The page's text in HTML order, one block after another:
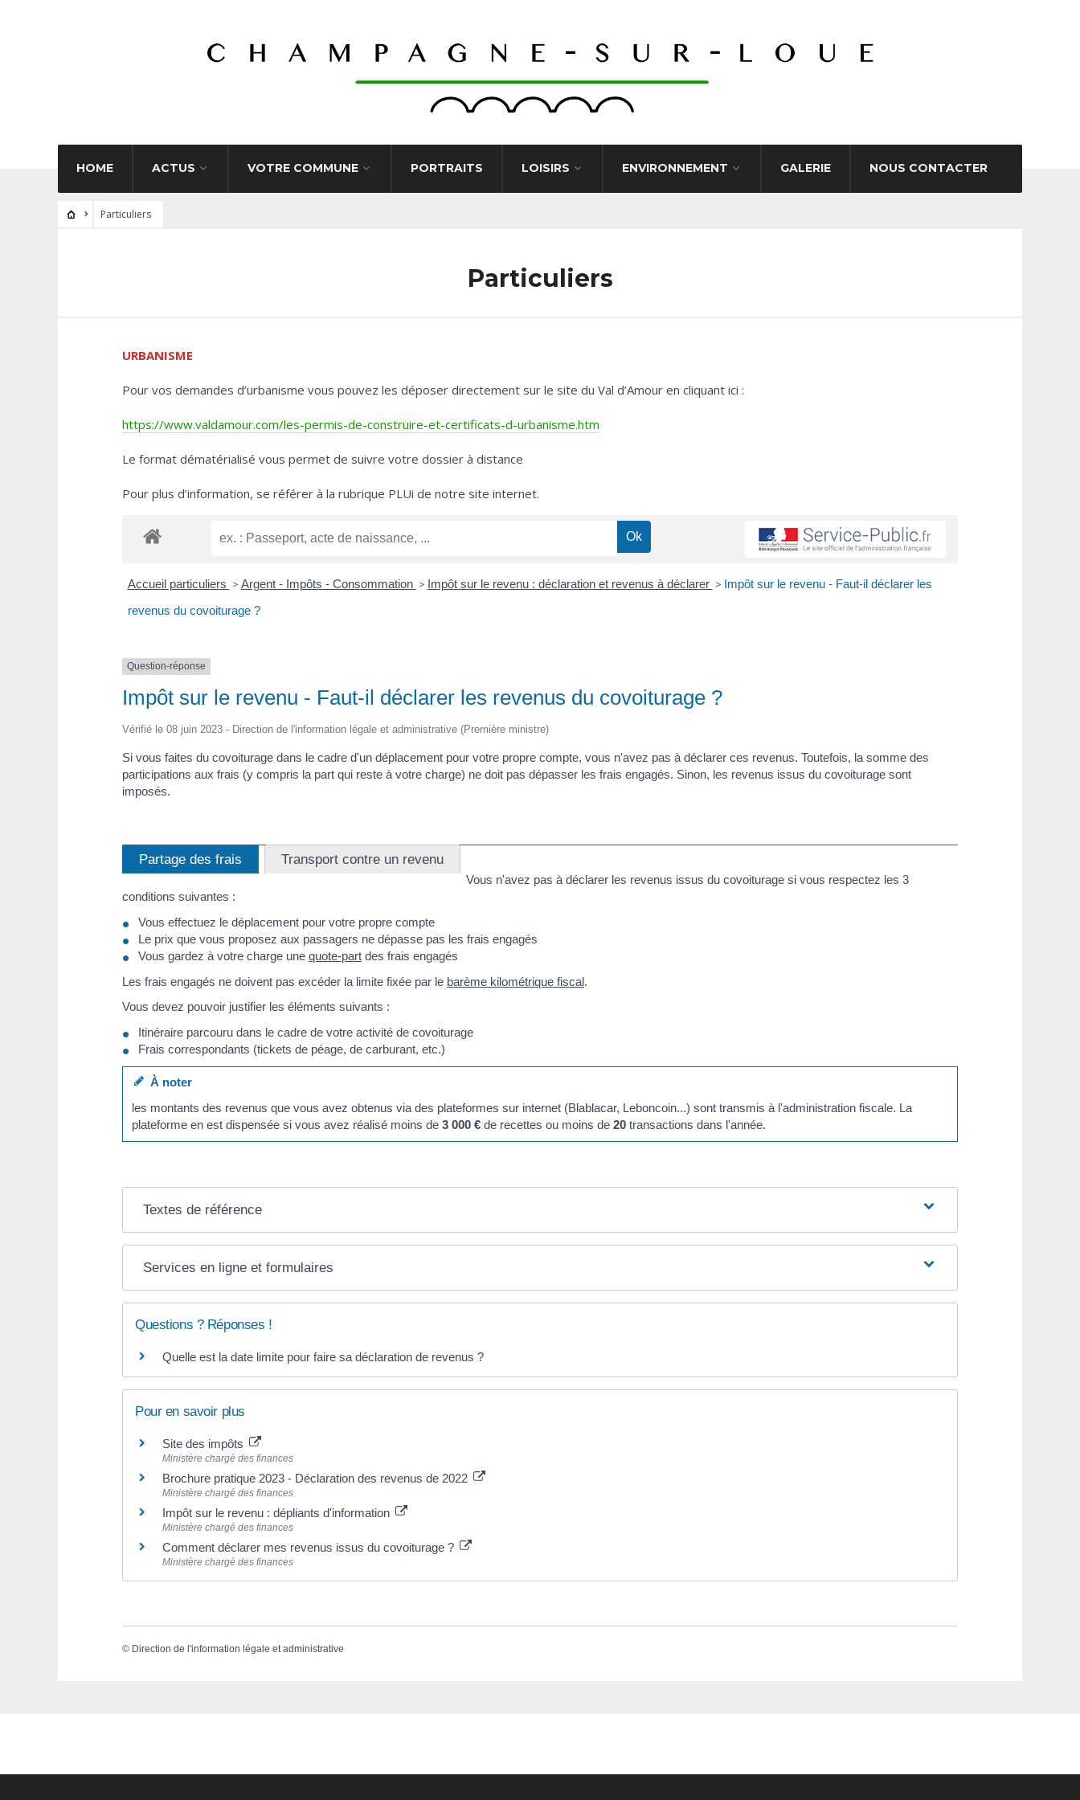
HOME ACTUS VOTRE COMMUNE PORTRAITS LOISIRS ENVIRONNEMENT GALERIE NOUS CONTACTER
Particuliers
Particuliers
URBANISME
Pour vos demandes d’urbanisme vous pouvez les déposer directement sur le site du Val d’Amour en cliquant ici :
https://www.valdamour.com/les-permis-de-construire-et-certificats-d-urbanisme.htm
Le format dématérialisé vous permet de suivre votre dossier à distance
Pour plus d’information, se référer à la rubrique PLUi de notre site internet.
Accueil particuliers > Argent - Impôts - Consommation > Impôt sur le revenu : déclaration et revenus à déclarer > Impôt sur le revenu - Faut-il déclarer les
revenus du covoiturage ?
Question-réponse
Impôt sur le revenu - Faut-il déclarer les revenus du covoiturage ?
Vérifié le 08 juin 2023 - Direction de l'information légale et administrative (Première ministre)
Si vous faites du covoiturage dans le cadre d'un déplacement pour votre propre compte, vous n'avez pas à déclarer ces revenus. Toutefois, la somme des
participations aux frais (y compris la part qui reste à votre charge) ne doit pas dépasser les frais engagés. Sinon, les revenus issus du covoiturage sont
imposés.
Partage des frais Transport contre un revenu
Vous n'avez pas à déclarer les revenus issus du covoiturage si vous respectez les 3
conditions suivantes :
Vous effectuez le déplacement pour votre propre compte
Le prix que vous proposez aux passagers ne dépasse pas les frais engagés
Vous gardez à votre charge une quote-part des frais engagés
Les frais engagés ne doivent pas excéder la limite fixée par le barème kilométrique fiscal.
Vous devez pouvoir justifier les éléments suivants :
Itinéraire parcouru dans le cadre de votre activité de covoiturage
Frais correspondants (tickets de péage, de carburant, etc.)
À noter
les montants des revenus que vous avez obtenus via des plateformes sur internet (Blablacar, Leboncoin...) sont transmis à l'administration fiscale. La
plateforme en est dispensée si vous avez réalisé moins de3 000 € de recettes ou moins de20 transactions dans l'année.
Textes de référence
Services en ligne et formulaires
Questions ? Réponses !
Quelle est la date limite pour faire sa déclaration de revenus ?
Pour en savoir plus
Site des impôts
Ministère chargé des finances
Brochure pratique 2023 - Déclaration des revenus de 2022
Ministère chargé des finances
Impôt sur le revenu : dépliants d'information
Ministère chargé des finances
Comment déclarer mes revenus issus du covoiturage ?
Ministère chargé des finances
© Direction de l'information légale et administrative